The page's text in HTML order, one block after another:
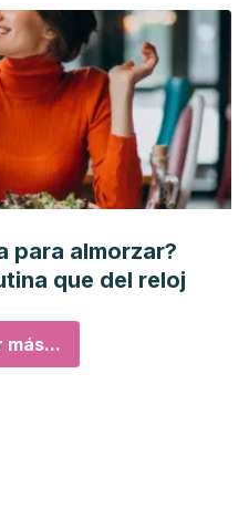
para almorzar?
que del reloj
más...